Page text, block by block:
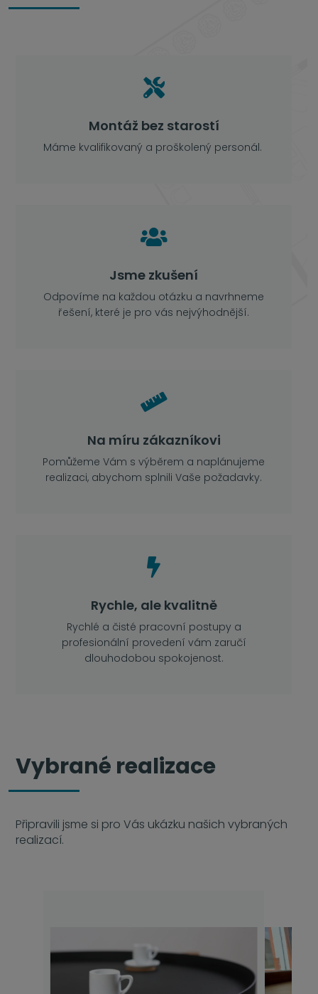

Montáž bez starostí
Máme kvalifikovaný a proškolený personál.

Jsme zkušení
Odpovíme na každou otázku a navrhneme
řešení, které je pro vás nejvýhodnější.

Na míru zákazníkovi
Pomůžeme Vám s výběrem a naplánujeme
realizaci, abychom splnili Vaše požadavky.

Rychle, ale kvalitně
Rychlé a čisté pracovní postupy a
profesionální provedení vám zaručí
dlouhodobou spokojenost.
Vybrané realizace
Připravili jsme si pro Vás ukázku našich vybraných
realizací.